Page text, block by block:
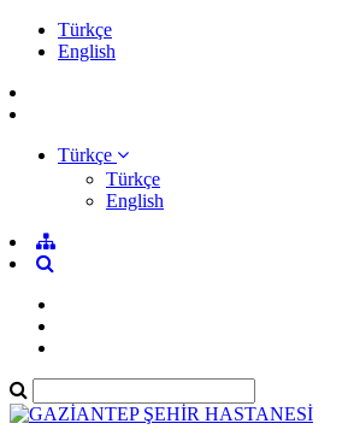
Türkçe
English
Türkçe
Türkçe
English